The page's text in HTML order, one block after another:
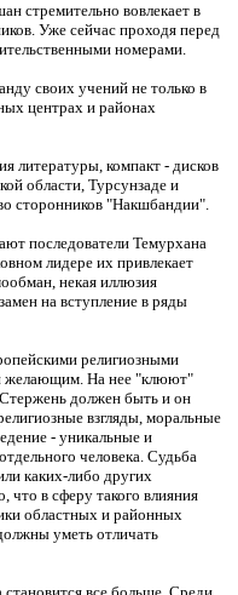
стремительно вовлекает в
Уже сейчас проходя перед
номерами.
своих учений не только в
центрах и районах
литературы, компакт - дисков
области, Турсунзаде и
сторонников "Накшбандии".
последователи Темурхана
лидере их привлекает
некая иллюзия
на вступление в ряды
религиозными
желающим. На нее "клюют"
должен быть и он
взгляды, моральные
- уникальные и
человека. Судьба
каких-либо других
что в сферу такого влияния
областных и районных
уметь отличать